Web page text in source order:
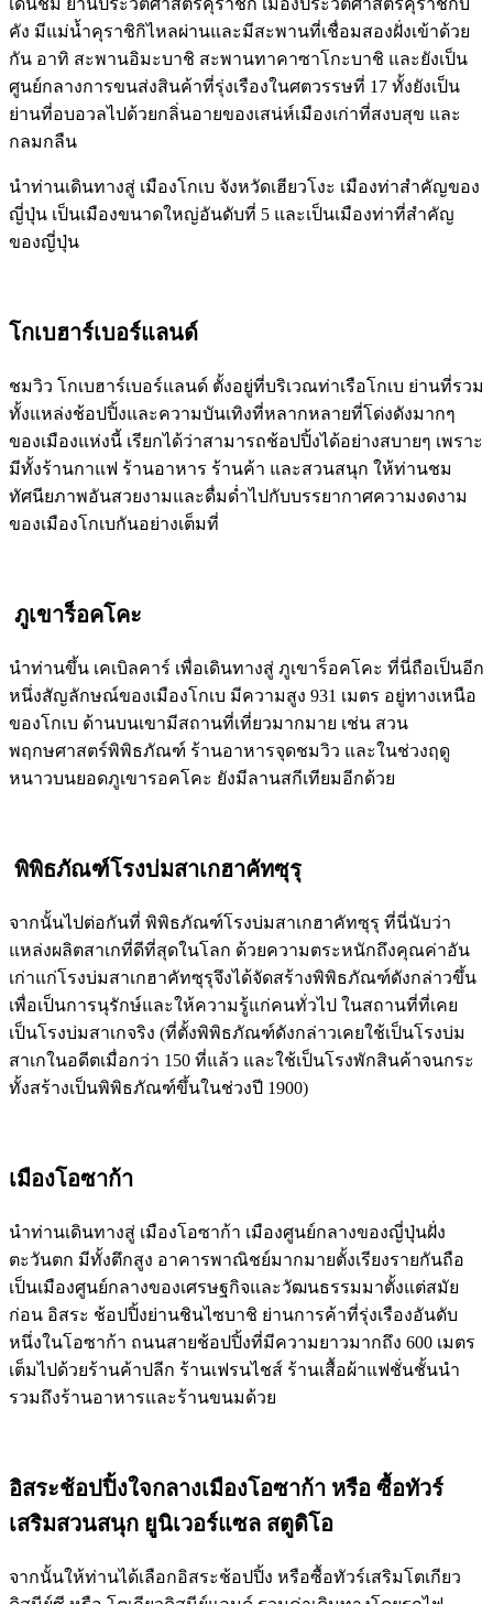
เดินชม ย่านประวัติศาสตร์คุราชิกิ เมืองประวัติศาสตร์คุราชิกิบิ
คัง มีแม่น้ำคุราชิกิไหลผ่านและมีสะพานที่เชื่อมสองฝั่งเข้าด้วย
กัน อาทิ สะพานอิมะบาชิ สะพานทาคาซาโกะบาชิ และยังเป็น
ศูนย์กลางการขนส่งสินค้าที่รุ่งเรืองในศตวรรษที่ 17 ทั้งยังเป็น
ย่านที่อบอวลไปด้วยกลิ่นอายของเสน่ห์เมืองเก่าที่สงบสุข และ
กลมกลืน
นำท่านเดินทางสู่ เมืองโกเบ จังหวัดเฮียวโงะ เมืองท่าสำคัญของ
ญี่ปุ่น เป็นเมืองขนาดใหญ่อันดับที่ 5 และเป็นเมืองท่าที่สำคัญ
ของญี่ปุ่น
โกเบฮาร์เบอร์แลนด์
ชมวิว โกเบฮาร์เบอร์แลนด์ ตั้งอยู่ที่บริเวณท่าเรือโกเบ ย่านที่รวม
ทั้งแหล่งช้อปปิ้งและความบันเทิงที่หลากหลายที่โด่งดังมากๆ
ของเมืองแห่งนี้ เรียกได้ว่าสามารถช้อปปิ้งได้อย่างสบายๆ เพราะ
มีทั้งร้านกาแฟ ร้านอาหาร ร้านค้า และสวนสนุก ให้ท่านชม
ทัศนียภาพอันสวยงามและดื่มด่ำไปกับบรรยากาศความงดงาม
ของเมืองโกเบกันอย่างเต็มที่
ภูเขาร็อคโคะ
นำท่านขึ้น เคเบิลคาร์ เพื่อเดินทางสู่ ภูเขาร็อคโคะ ที่นี่ถือเป็นอีก
หนึ่งสัญลักษณ์ของเมืองโกเบ มีความสูง 931 เมตร อยู่ทางเหนือ
ของโกเบ ด้านบนเขามีสถานที่เที่ยวมากมาย เช่น สวน
พฤกษศาสตร์พิพิธภัณฑ์ ร้านอาหารจุดชมวิว และในช่วงฤดู
หนาวบนยอดภูเขารอคโคะ ยังมีลานสกีเทียมอีกด้วย
พิพิธภัณฑ์โรงบ่มสาเกฮาคัทซุรุ
จากนั้นไปต่อกันที่ พิพิธภัณฑ์โรงบ่มสาเกฮาคัทซุรุ ที่นี่นับว่า
แหล่งผลิตสาเกที่ดีที่สุดในโลก ด้วยความตระหนักถึงคุณค่าอัน
เก่าแก่โรงบ่มสาเกฮาคัทซุรุจึงได้จัดสร้างพิพิธภัณฑ์ดังกล่าวขึ้น
เพื่อเป็นการนุรักษ์และให้ความรู้แก่คนทั่วไป ในสถานที่ที่เคย
เป็นโรงบ่มสาเกจริง (ที่ตั้งพิพิธภัณฑ์ดังกล่าวเคยใช้เป็นโรงบ่ม
สาเกในอดีตเมื่อกว่า 150 ที่แล้ว และใช้เป็นโรงพักสินค้าจนกระ
ทั้งสร้างเป็นพิพิธภัณฑ์ขึ้นในช่วงปี 1900)
เมืองโอซาก้า
นำท่านเดินทางสู่ เมืองโอซาก้า เมืองศูนย์กลางของญี่ปุ่นฝั่ง
ตะวันตก มีทั้งตึกสูง อาคารพาณิชย์มากมายตั้งเรียงรายกันถือ
เป็นเมืองศูนย์กลางของเศรษฐกิจและวัฒนธรรมมาตั้งแต่สมัย
ก่อน อิสระ ช้อปปิ้งย่านชินไซบาชิ ย่านการค้าที่รุ่งเรืองอันดับ
หนึ่งในโอซาก้า ถนนสายช้อปปิ้งที่มีความยาวมากถึง 600 เมตร
เต็มไปด้วยร้านค้าปลีก ร้านเฟรนไชส์ ร้านเสื้อผ้าแฟชั่นชั้นนำ
รวมถึงร้านอาหารและร้านขนมด้วย
อิสระช้อปปิ้งใจกลางเมืองโอซาก้า หรือ ซื้อทัวร์
เสริมสวนสนุก ยูนิเวอร์แซล สตูดิโอ
จากนั้นให้ท่านได้เลือกอิสระช้อปปิ้ง หรือซื้อทัวร์เสริมโตเกียว